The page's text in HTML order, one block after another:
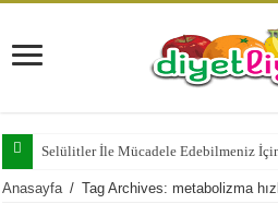
Selülitler İle Mücadele Edebilmeniz
Anasayfa / Tag Archives: metabolizma